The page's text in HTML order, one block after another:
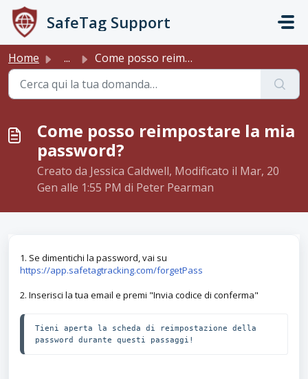
Salta al contenuto principale
SafeTag Support
Home ... Come posso reimpostare la mia password?
Come posso reimpostare la mia
password?
Creato da Jessica Caldwell, Modificato il Mar, 20
Gen alle 1:55 PM di Peter Pearman
1. Se dimentichi la password, vai su
https://app.safetagtracking.com/forgetPass
2. Inserisci la tua email e premi "Invia codice di conferma"
Tieni aperta la scheda di reimpostazione della
password durante questi passaggi!